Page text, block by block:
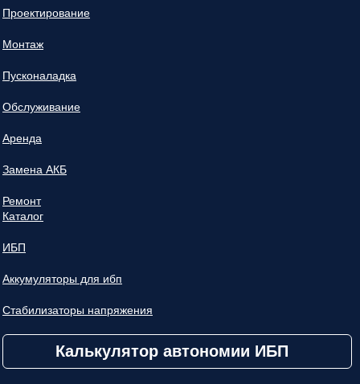
Проектирование
Монтаж
Пусконаладка
Обслуживание
Аренда
Замена АКБ
Ремонт
Каталог
ИБП
Аккумуляторы для ибп
Стабилизаторы напряжения
Калькулятор автономии ИБП